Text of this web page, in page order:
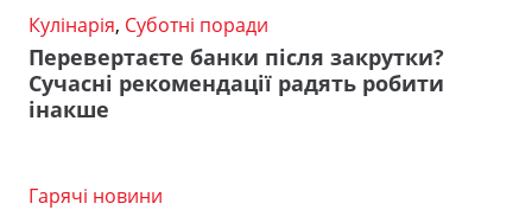
Кулінарія, Суботні поради
Перевертаєте банки після закрутки?
Сучасні рекомендації радять робити
інакше
Гарячі новини